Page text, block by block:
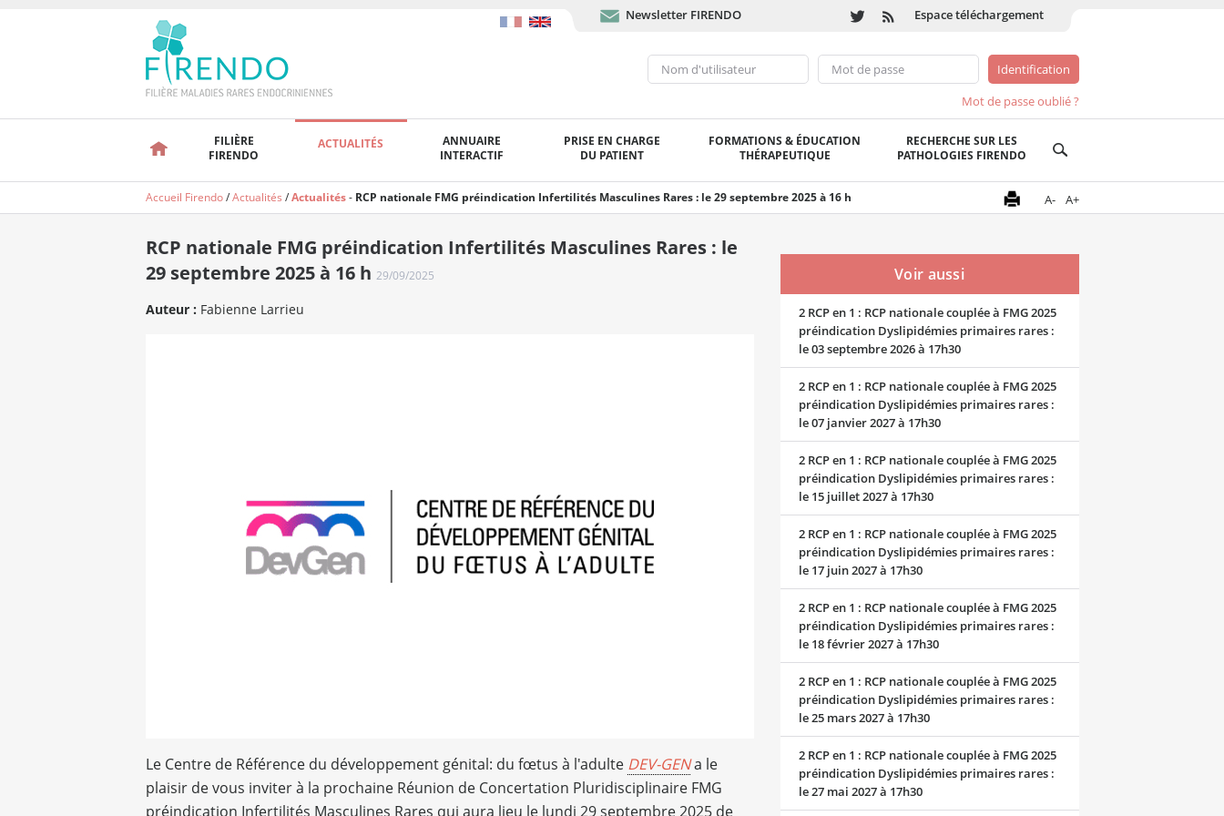
Newsletter FIRENDO Espace téléchargement
Mot de passe oublié ?
FILIÈRE
FIRENDO
ACTUALITÉS
ANNUAIRE
INTERACTIF
PRISE EN CHARGE
DU PATIENT
FORMATIONS & ÉDUCATION
THÉRAPEUTIQUE
RECHERCHE SUR LES
PATHOLOGIES FIRENDO
Accueil Firendo/Actualités /Actualités- RCP nationale FMG préindication Infertilités Masculines Rares : le 29 septembre 2025 à 16 h A- A+
RCP nationale FMG préindication Infertilités Masculines Rares : le
29 septembre 2025 à 16 h 29/09/2025
Auteur : Fabienne Larrieu
Le Centre de Référence du développement génital: du fœtus à l'adulte DEV-GENa le
plaisir de vous inviter à la prochaine Réunion de Concertation Pluridisciplinaire FMG
préindication Infertilités Masculines Rares qui aura lieu le lundi 29 septembre 2025 de
Voir aussi
2 RCP en 1 : RCP nationale couplée à FMG 2025
préindication Dyslipidémies primaires rares :
le 03 septembre 2026 à 17h30
2 RCP en 1 : RCP nationale couplée à FMG 2025
préindication Dyslipidémies primaires rares :
le 07 janvier 2027 à 17h30
2 RCP en 1 : RCP nationale couplée à FMG 2025
préindication Dyslipidémies primaires rares :
le 15 juillet 2027 à 17h30
2 RCP en 1 : RCP nationale couplée à FMG 2025
préindication Dyslipidémies primaires rares :
le 17 juin 2027 à 17h30
2 RCP en 1 : RCP nationale couplée à FMG 2025
préindication Dyslipidémies primaires rares :
le 18 février 2027 à 17h30
2 RCP en 1 : RCP nationale couplée à FMG 2025
préindication Dyslipidémies primaires rares :
le 25 mars 2027 à 17h30
2 RCP en 1 : RCP nationale couplée à FMG 2025
préindication Dyslipidémies primaires rares :
le 27 mai 2027 à 17h30